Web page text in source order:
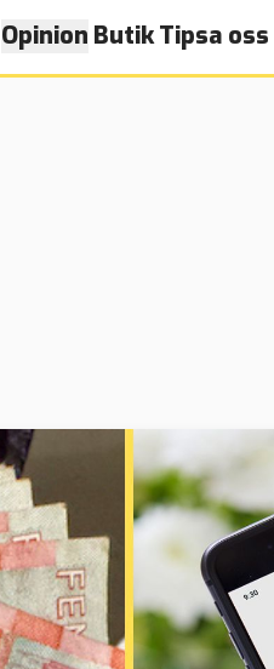
Opinion ButikTipsa oss